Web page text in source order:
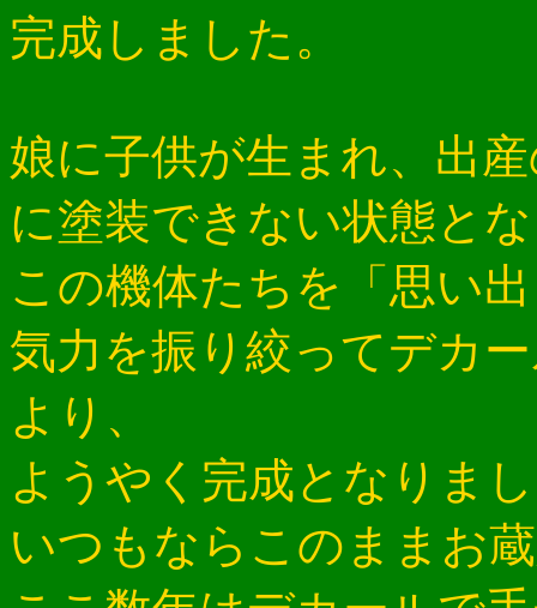
完成しました。
娘に子供が生まれ、出
に塗装できない状態と
この機体たちを「思い
気力を振り絞ってデカ
より、
ようやく完成となりま
いつもならこのままお